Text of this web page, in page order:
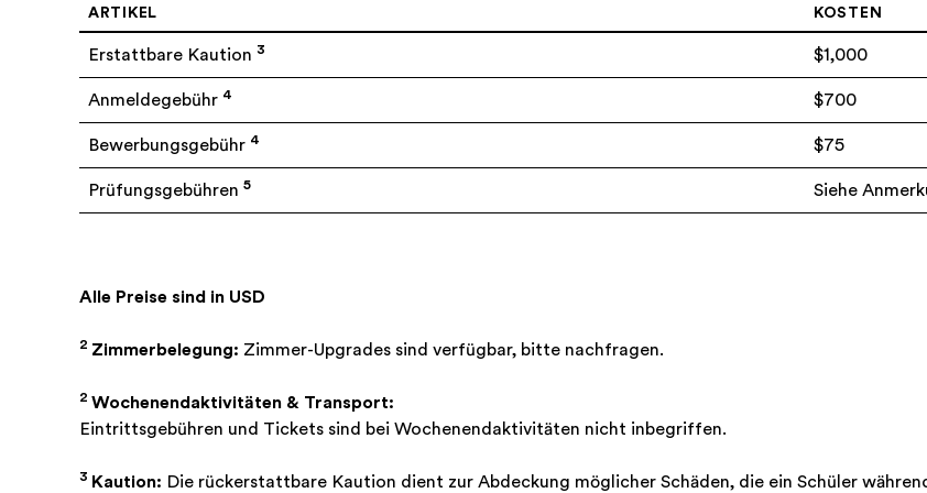
ARTIKEL KOSTEN
Erstattbare Kaution 3 $1,000
Anmeldegebühr 4 $700
Bewerbungsgebühr 4 $75
Prüfungsgebühren 5 Siehe
Alle Preise sind in USD
2 Zimmerbelegung: Zimmer-Upgrades sind verfügbar, bitte nachfragen.
2 Wochenendaktivitäten & Transport:
Eintrittsgebühren und Tickets sind bei Wochenendaktivitäten nicht inbegriffen.
3 Kaution: Die rückerstattbare Kaution dient zur Abdeckung möglicher Schäden, die ein Schüler